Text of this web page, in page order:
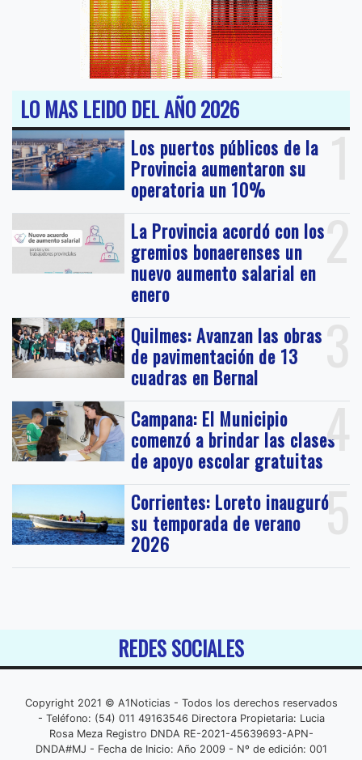
LO MAS LEIDO DEL AÑO 2026
1
Los puertos públicos de la
Provincia aumentaron su
operatoria un 10%
2
La Provincia acordó con los
gremios bonaerenses un
nuevo aumento salarial en
enero
3
Quilmes: Avanzan las obras
de pavimentación de 13
cuadras en Bernal
4
Campana: El Municipio
comenzó a brindar las clases
de apoyo escolar gratuitas
5
Corrientes: Loreto inauguró
su temporada de verano
2026
REDES SOCIALES
Copyright 2021 © A1Noticias - Todos los derechos reservados
- Teléfono: (54) 011 49163546 Directora Propietaria: Lucia
Rosa Meza Registro DNDA RE-2021-45639693-APN-
DNDA#MJ - Fecha de Inicio: Año 2009 - Nº de edición: 001